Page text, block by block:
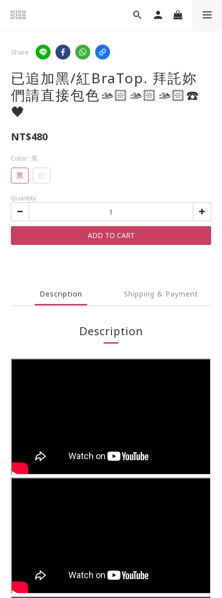
Share
已追加黑/紅BraTop. 拜託妳
們請直接包色🫴🏻🫴🏻🫴🏻☎️
🖤
NT$480
Color : 黑
黑 紅
Quantity
ADD TO CART
Description Shipping & Payment
Description